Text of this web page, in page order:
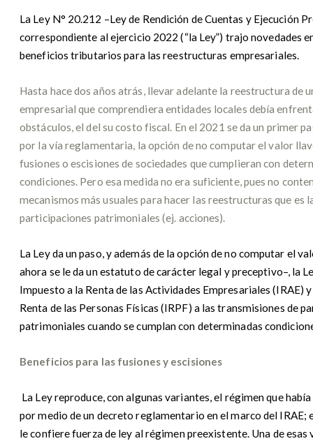
La Ley N° 20.212 –Ley de Rendición de Cuentas y Ejecución
correspondiente al ejercicio 2022 (“la Ley”) trajo novedades
beneficios tributarios para las reestructuras empresariales.
Hasta hace dos años atrás, llevar adelante la reestructura de
empresarial que comprendiera entidades locales debía
obstáculos, el del su costo fiscal. En el 2021 se da un primer
por la vía reglamentaria, la opción de no computar el valor
fusiones o escisiones de sociedades que cumplieran con
condiciones. Pero esa medida no era suficiente, pues no
mecanismos más usuales para hacer las reestructuras que es
participaciones patrimoniales (ej. acciones).
La Ley da un paso, y además de la opción de no computar el
ahora se le da un estatuto de carácter legal y preceptivo–, la
Impuesto a la Renta de las Actividades Empresariales (IRAE)
Renta de las Personas Físicas (IRPF) a las transmisiones de
patrimoniales cuando se cumplan con determinadas
Beneficios para las fusiones y escisiones
La Ley reproduce, con algunas variantes, el régimen que
por medio de un decreto reglamentario en el marco del IRAE;
le confiere fuerza de ley al régimen preexistente. Una de esas